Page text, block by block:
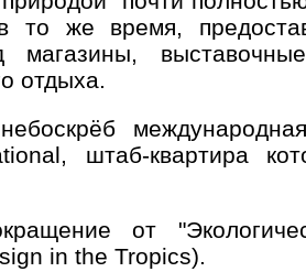
то же время,
магазины,
отдыха.
штаб-квартира
от
in the Tropics).